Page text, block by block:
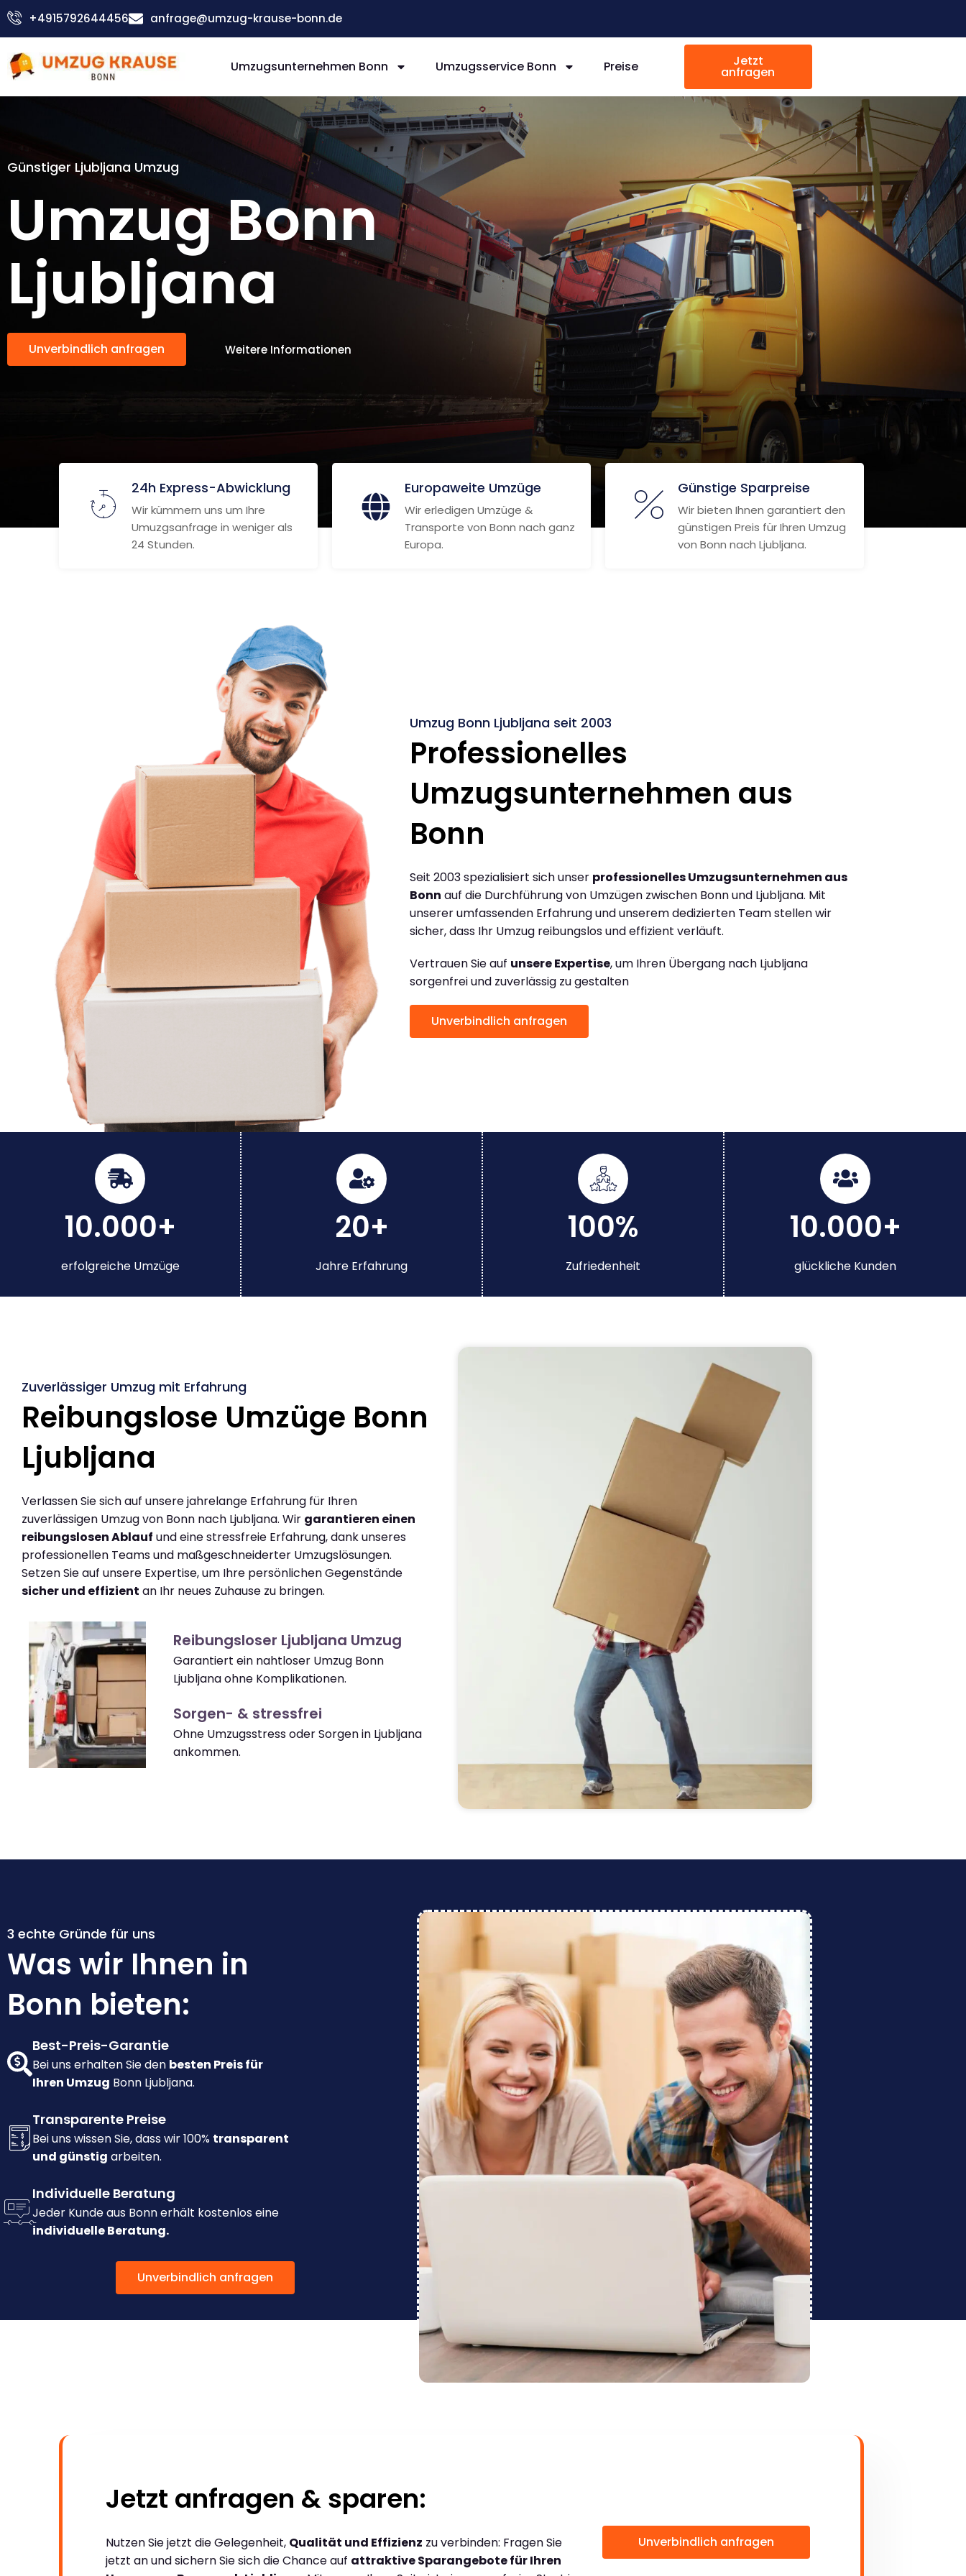
Zum
Inhalt
+4915792644456 anfrage@umzug-krause-bonn.de
Umzugsunternehmen Bonn Umzugsservice Bonn Preise Jetzt
anfragen
Günstiger Ljubljana Umzug
Umzug Bonn
Ljubljana
Unverbindlich anfragen Weitere Informationen
24h Express-Abwicklung
Wir kümmern uns um Ihre
Umuzgsanfrage in weniger als
24 Stunden.
Europaweite Umzüge
Wir erledigen Umzüge &
Transporte von Bonn nach ganz
Europa.
Günstige Sparpreise
Wir bieten Ihnen garantiert den
günstigen Preis für Ihren Umzug
von Bonn nach Ljubljana.
Umzug Bonn Ljubljana seit 2003
Professionelles
Umzugsunternehmen aus
Bonn
Seit 2003 spezialisiert sich unser professionelles Umzugsunternehmen aus
Bonn auf die Durchführung von Umzügen zwischen Bonn und Ljubljana. Mit
unserer umfassenden Erfahrung und unserem dedizierten Team stellen wir
sicher, dass Ihr Umzug reibungslos und effizient verläuft.
Vertrauen Sie auf unsere Expertise, um Ihren Übergang nach Ljubljana
sorgenfrei und zuverlässig zu gestalten
Unverbindlich anfragen
10.000+
erfolgreiche Umzüge
20+
Jahre Erfahrung
100%
Zufriedenheit
10.000+
glückliche Kunden
Zuverlässiger Umzug mit Erfahrung
Reibungslose Umzüge Bonn
Ljubljana
Verlassen Sie sich auf unsere jahrelange Erfahrung für Ihren
zuverlässigen Umzug von Bonn nach Ljubljana. Wir garantieren einen
reibungslosen Ablauf und eine stressfreie Erfahrung, dank unseres
professionellen Teams und maßgeschneiderter Umzugslösungen.
Setzen Sie auf unsere Expertise, um Ihre persönlichen Gegenstände
sicher und effizient an Ihr neues Zuhause zu bringen.
Reibungsloser Ljubljana Umzug
Garantiert ein nahtloser Umzug Bonn
Ljubljana ohne Komplikationen.
Sorgen- & stressfrei
Ohne Umzugsstress oder Sorgen in Ljubljana
ankommen.
3 echte Gründe für uns
Was wir Ihnen in
Bonn bieten:
Best-Preis-Garantie
Bei uns erhalten Sie den besten Preis für
Ihren Umzug Bonn Ljubljana.
Transparente Preise
Bei uns wissen Sie, dass wir 100% transparent
und günstig arbeiten.
Individuelle Beratung
Jeder Kunde aus Bonn erhält kostenlos eine
individuelle Beratung.
Unverbindlich anfragen
Jetzt anfragen & sparen:
Nutzen Sie jetzt die Gelegenheit, Qualität und Effizienz zu verbinden: Fragen Sie
jetzt an und sichern Sie sich die Chance auf attraktive Sparangebote für Ihren
Unverbindlich anfragen